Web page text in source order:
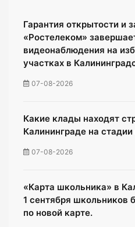
Гарантия открытости и
«Ростелеком»
видеонаблюдения на
участках в
07-08-2026
Какие клады находят
Калининграде на стадии
07-08-2026
«Карта школьника» в
1 сентября школьников
по новой карте.